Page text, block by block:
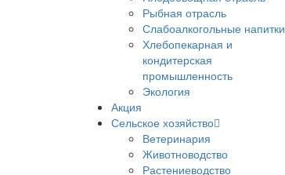
Рыбная отрасль
Слабоалкогольные напитки
Хлебопекарная и
кондитерская
промышленность
Экология
Акция
Сельское хозяйство
Ветеринария
Животноводство
Растениеводство